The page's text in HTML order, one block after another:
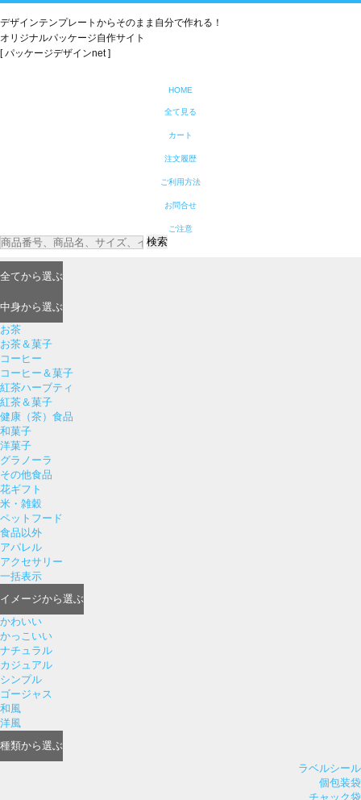
デザインテンプレートからそのまま自分で作れる！
オリジナルパッケージ自作サイト
[ パッケージデザインnet ]
HOME
全て見る
カート
注文履歴
ご利用方法
お問合せ
ご注意
検索
全てから選ぶ
中身から選ぶ
お茶
お茶＆菓子
コーヒー
コーヒー＆菓子
紅茶ハーブティ
紅茶＆菓子
健康（茶）食品
和菓子
洋菓子
グラノーラ
その他食品
花ギフト
米・雑穀
ペットフード
食品以外
アパレル
アクセサリー
一括表示
イメージから選ぶ
かわいい
かっこいい
ナチュラル
カジュアル
シンプル
ゴージャス
和風
洋風
種類から選ぶ
ラベルシール
個包装袋
チャック袋